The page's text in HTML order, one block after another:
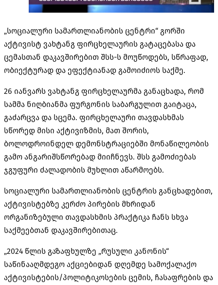
„სოციალური სამართლიანობის ცენტრი“ გორში
აქტივისტ ვახტანგ ფირცხელაურის გატაცებასა და
ცემასთან დაკავშირებით შსს-ს მოუწოდებს, სწრაფად,
ობიექტურად და ეფექტიანად გამოიძიოს საქმე.
26 იანვარს ვახტანგ ფირცხელაურმა განაცხადა, რომ
სამმა ნიღბიანმა ფურგონის საბარგულით გაიტაცა,
გაძარცვა და სცემა. ფირცხელაური თავდასხმას
სწორედ მისი აქტივიზმის, მათ შორის,
ბოლოდროინდელ დემონსტრაციებში მონაწილეობის
გამო ანგარიშსწორებად მიიჩნევს. შსს გამოძიებას
ჯგუფური ძალადობის მუხლით აწარმოებს.
სოციალური სამართლიანობის ცენტრის განცხადებით,
აქტივისტებზე კერძო პირების მხრიდან
ორგანიზებული თავდასხმის პრაქტიკა ჩანს სხვა
საქმეებთან დაკავშირებითაც.
„2024 წლის გაზაფხულზე „რუსული კანონის“
საწინააღმდეგო აქციებიდან დღემდე სამოქალაქო
აქტივისტების/პოლიტიკოსების ცემის, ჩასაფრების და